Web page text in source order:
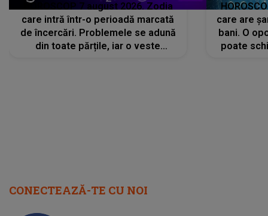
HOROSCOP 7 august 2026. Zodia
care intră într-o perioadă marcată
de încercări. Problemele se adună
din toate părțile, iar o veste
care are
bani. O
poate
CONECTEAZĂ-TE CU NOI